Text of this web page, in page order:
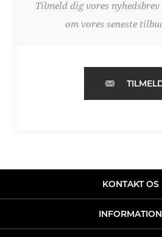
Tilmeld dig vores
om vores seneste
KONTAKT OS
INFORMATION